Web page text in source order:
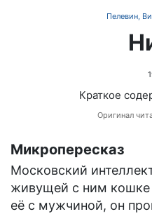
Пелевин,
Краткое
Оригинал
Микропересказ
Московский
живущей с ним кошке
её с мужчиной, он